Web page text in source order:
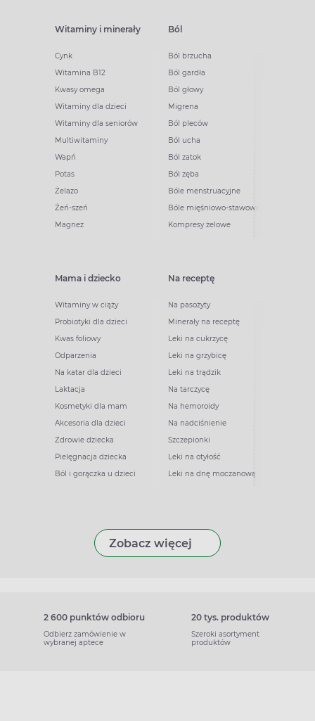
Witaminy i minerały
Cynk
Witamina B12
Kwasy omega
Witaminy dla dzieci
Witaminy dla seniorów
Multiwitaminy
Wapń
Potas
Żelazo
Żeń-szeń
Magnez
Ból
Ból brzucha
Ból gardła
Ból głowy
Migrena
Ból pleców
Ból ucha
Ból zatok
Ból zęba
Bóle menstruacyjne
Bóle mięśniowo-stawowe
Kompresy żelowe
Mama i dziecko
Witaminy w ciąży
Probiotyki dla dzieci
Kwas foliowy
Odparzenia
Na katar dla dzieci
Laktacja
Kosmetyki dla mam
Akcesoria dla dzieci
Zdrowie dziecka
Pielęgnacja dziecka
Ból i gorączka u dzieci
Na receptę
Na pasożyty
Minerały na receptę
Leki na cukrzycę
Leki na grzybicę
Leki na trądzik
Na tarczycę
Na hemoroidy
Na nadciśnienie
Szczepionki
Leki na otyłość
Leki na dnę moczanową
Zobacz więcej
2 600 punktów odbioru
Odbierz zamówienie w
wybranej aptece
20 tys. produktów
Szeroki asortyment
produktów